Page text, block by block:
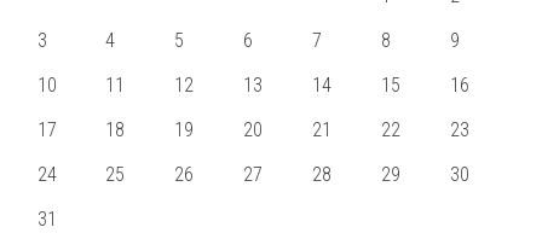
3
4 5 6 7 8
9
10
11 12 13 14 15
16
17
18 19 20 21 22
23
24
25 26 27 28 29
30
31